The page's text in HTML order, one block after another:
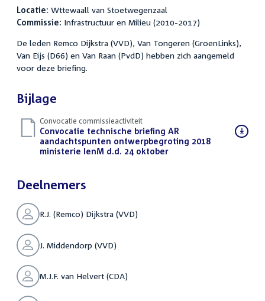
Locatie: Wttewaall van Stoetwegenzaal
Commissie: Infrastructuur en Milieu (2010-2017)
De leden Remco Dijkstra (VVD), Van Tongeren (GroenLinks),
Van Eijs (D66) en Van Raan (PvdD) hebben zich aangemeld
voor deze briefing.
Bijlage
Convocatie commissieactiviteit
Download
bestand:
Convocatie technische briefing AR
aandachtspunten ontwerpbegroting 2018
ministerie IenM d.d. 24 oktober(PDF)
Deelnemers
R.J. (Remco) Dijkstra (VVD)
J. Middendorp (VVD)
M.J.F. van Helvert (CDA)